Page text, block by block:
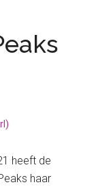
ETF
voor
heeft de
haar